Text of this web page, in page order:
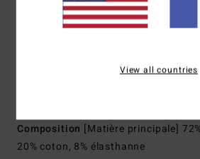
Taille :taille lasso avec cordon de
tenue parfaite
Ce boardshort Lo Tide présente un
Composition [Matière principale]
20% coton, 8% élasthanne
View all countries